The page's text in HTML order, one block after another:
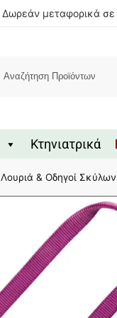
Δωρεάν μεταφορικά σε
Κτηνιατρικά
Λουριά & Οδηγοί Σκύλων